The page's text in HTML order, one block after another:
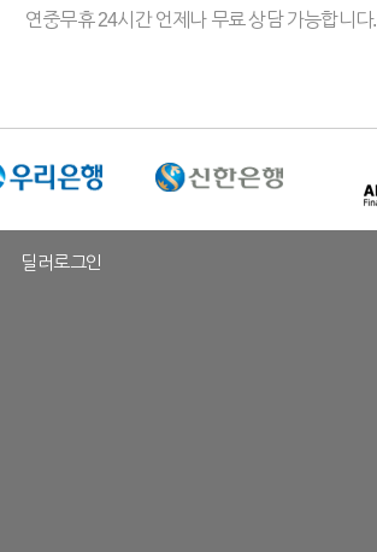
연중무휴 24시간 언제나 무료 상담 가능합니다.
딜러로그인